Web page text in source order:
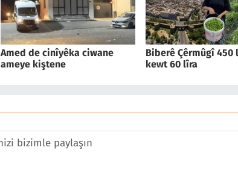
Amed de cinîyêka ciwane
ameye kiştene
Biberê Çêrmûgî 450
kewt 60 lîra